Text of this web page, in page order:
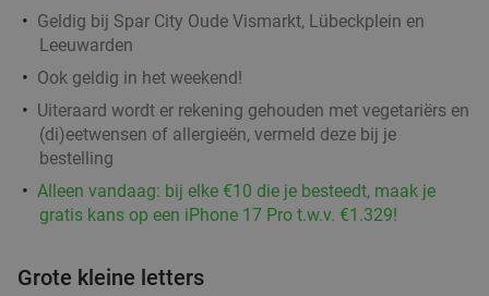
Geldig bij Spar City Oude Vismarkt, Lübeckplein en
Leeuwarden
Ook geldig in het weekend!
Uiteraard wordt er rekening gehouden met vegetariërs en
(di)eetwensen of allergieën, vermeld deze bij je
bestelling
Alleen vandaag: bij elke €10 die je besteedt, maak je
gratis kans op een iPhone 17 Pro t.w.v. €1.329!
Grote kleine letters